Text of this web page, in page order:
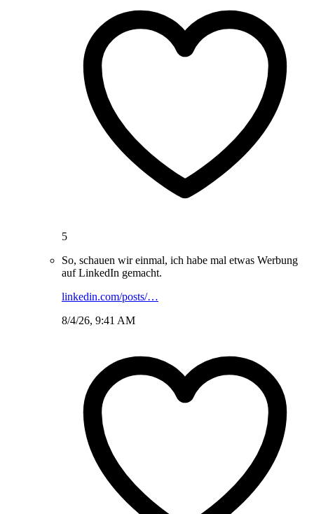
5
So, schauen wir einmal, ich habe mal etwas Werbung
auf LinkedIn gemacht.
linkedin.com/posts/…
8/4/26, 9:41 AM